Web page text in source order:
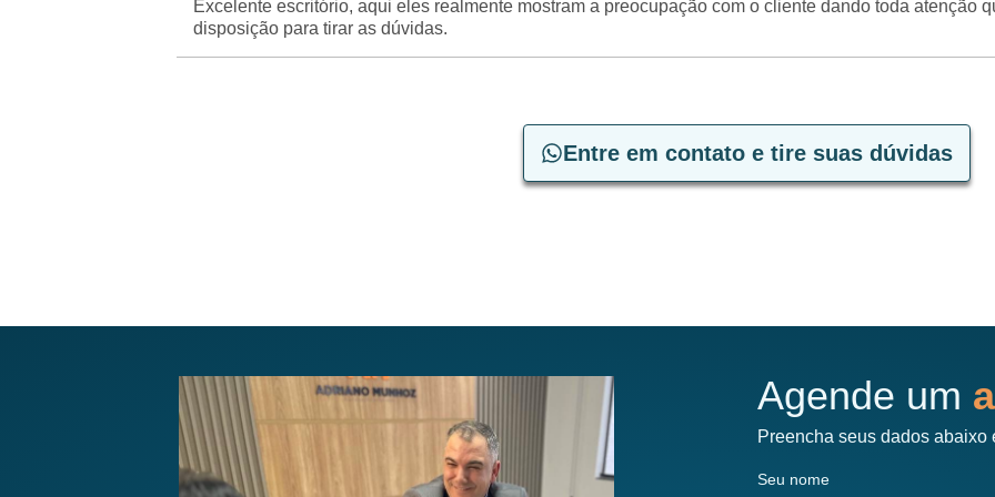
Excelente escritório, aqui eles realmente mostram a preocupação com o cliente dando toda atenção
disposição para tirar as dúvidas.
Entre em contato e tire suas dúvidas
Agende um
Preencha seus dados abaixo
Seu nome